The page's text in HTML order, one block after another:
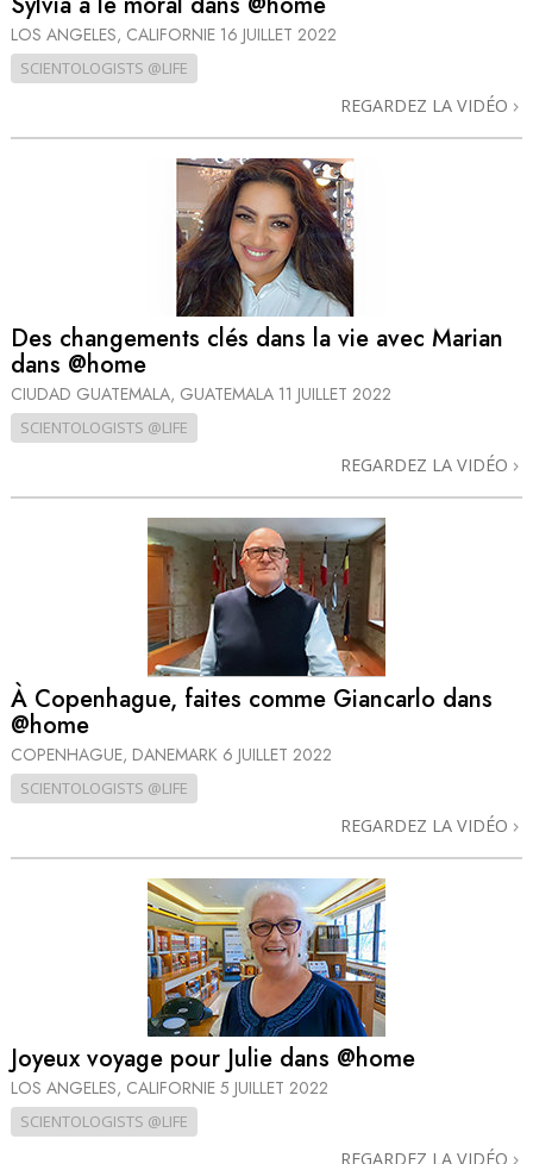
LOS ANGELES, CALIFORNIE 16 JUILLET 2022
SCIENTOLOGISTS @LIFE
REGARDEZ LA VIDÉO
Des changements clés dans la vie avec Marian
dans @home
CIUDAD GUATEMALA, GUATEMALA 11 JUILLET 2022
SCIENTOLOGISTS @LIFE
REGARDEZ LA VIDÉO
À Copenhague, faites comme Giancarlo dans
@home
COPENHAGUE, DANEMARK 6 JUILLET 2022
SCIENTOLOGISTS @LIFE
REGARDEZ LA VIDÉO
Joyeux voyage pour Julie dans @home
LOS ANGELES, CALIFORNIE 5 JUILLET 2022
SCIENTOLOGISTS @LIFE
REGARDEZ LA VIDÉO